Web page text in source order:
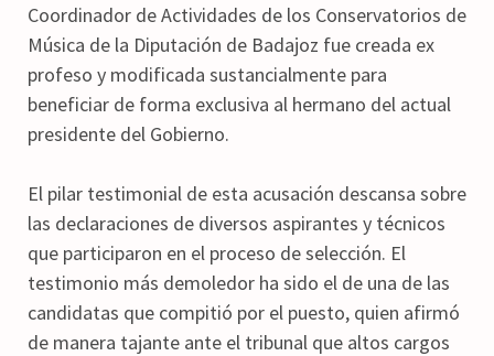
Coordinador de Actividades de los Conservatorios de
Música de la Diputación de Badajoz fue creada ex
profeso y modificada sustancialmente para
beneficiar de forma exclusiva al hermano del actual
presidente del Gobierno.
El pilar testimonial de esta acusación descansa sobre
las declaraciones de diversos aspirantes y técnicos
que participaron en el proceso de selección. El
testimonio más demoledor ha sido el de una de las
candidatas que compitió por el puesto, quien afirmó
de manera tajante ante el tribunal que altos cargos